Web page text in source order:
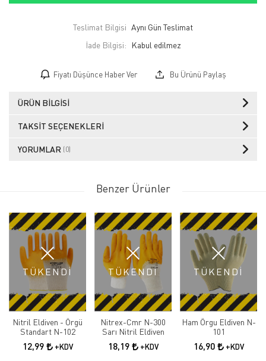
Teslimat Bilgisi Aynı Gün Teslimat
İade Bilgisi:
Fiyatı Düşünce Haber Ver Bu Ürünü Paylaş
ÜRÜN BILGISI
TAKSIT SEÇENEKLERI
YORUMLAR (0)
Benzer Ürünler
TÜKENDİ
Nitril Eldiven - Örgü
Standart N-102
12,99 +KDV
TÜKENDİ
Nitrex-Cmr N-300
Sarı Nitril Eldiven
18,19 +KDV
TÜKENDİ
Ham Örgu Eldiven N-
101
16,90 +KDV